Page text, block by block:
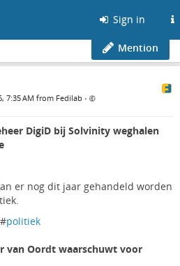
Sign in
Mention
7:35 AM from Fedilab •
DigiD bij Solvinity weghalen
er nog dit jaar gehandeld worden
#politiek
van Oordt waarschuwt voor